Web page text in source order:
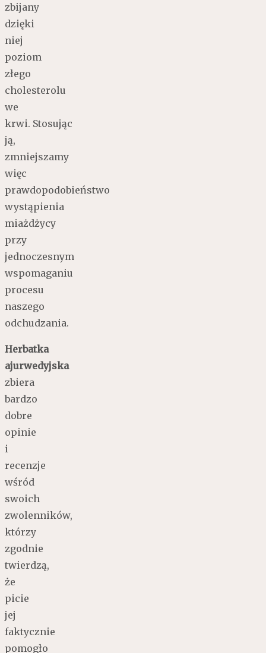
zbijany
dzięki
niej
poziom
złego
cholesterolu
we
krwi. Stosując
ją,
zmniejszamy
więc
prawdopodobieństwo
wystąpienia
miażdżycy
przy
jednoczesnym
wspomaganiu
procesu
naszego
odchudzania.
Herbatka
ajurwedyjska
zbiera
bardzo
dobre
opinie
i
recenzje
wśród
swoich
zwolenników,
którzy
zgodnie
twierdzą,
że
picie
jej
faktycznie
pomogło